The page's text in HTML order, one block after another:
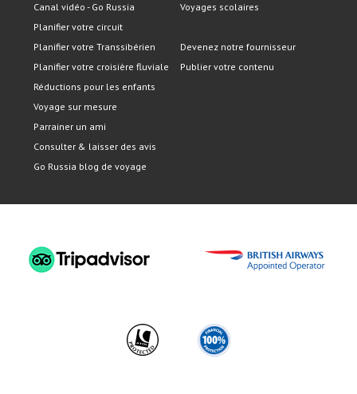
Canal vidéo - Go Russia
Planifier votre circuit
Planifier votre Transsibérien
Planifier votre croisière fluviale
Réductions pour les enfants
Voyage sur mesure
Parrainer un ami
Consulter & laisser des avis
Go Russia blog de voyage
Voyages scolaires
Devenez notre fournisseur
Publier votre contenu